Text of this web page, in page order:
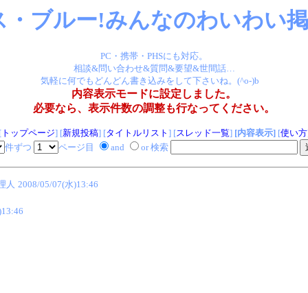
・ブルー!みんなのわいわい
PC・携帯・PHSにも対応。
相談&問い合わせ&質問&要望&世間話…
気軽に何でもどんどん書き込みをして下さいね。(^o-)b
内容表示モードに設定しました。
必要なら、表示件数の調整も行なってください。
[トップページ] [新規投稿] [タイトルリスト ] [スレッド一覧] [内容表示][使い方
件ずつ
ページ目 and or 検索
人 2008/05/07(水)13:46